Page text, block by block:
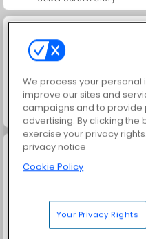
Heroes of Myths
Juice Merge
We process your
improve our sites and
campaigns and to
advertising. By clicking the
exercise your privacy
privacy notice
Cookie Policy
Your Privacy Rights